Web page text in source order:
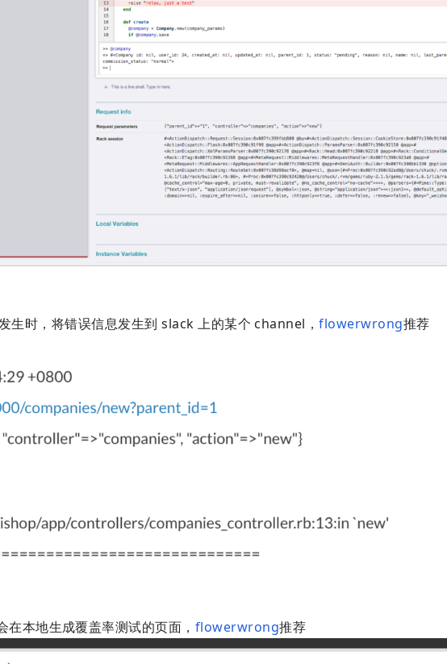
生时，将错误信息发生到 slack 上的某个 channel，flowerwrong推荐
本地生成覆盖率测试的页面， flowerwrong推荐